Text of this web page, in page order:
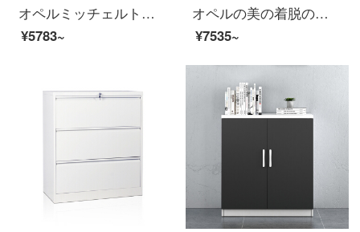
オペルミッチェルトオフィスキャビネット鋼製のブリーフィングキャビネットの資料棚は5つのキャビネットに分かれています。
¥5783~
オペルの美の着脱のチェイストの資料の箱の書類棚の鋼製の鉄の皮の箱の中の2斗の箱の1850*900*400
¥7535~